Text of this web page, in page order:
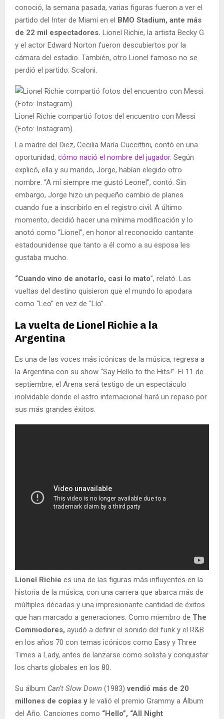
conoció, la semana pasada, varias figuras fueron a ver el
partido del Inter de Miami en el BMO Stadium, ante más
de 22 mil espectadores. Lionel Richie, la artista Becky G
y el actor Edward Norton fueron descubiertos por la
cámara del estadio. También, otro Lionel famoso no se
perdió el partido: Scaloni.
Lionel Richie compartió fotos del encuentro con Messi
(Foto: Instagram).
La madre del Diez, Cecilia María Cuccittini, contó en una
oportunidad, cómo nació el nombre del jugador. Según
explicó, ella y su marido, Jorge, habían elegido otro
nombre. “A mí siempre me gustó Leonel”, contó. Sin
embargo, Jorge hizo un pequeño cambio de planes
cuando fue a inscribirlo en el registro civil. A último
momento, decidió hacer una mínima modificación y lo
anotó como “Lionel”, en honor al reconocido cantante
estadounidense que tanto a él como a su esposa les
gustaba mucho.
“Cuando vino de anotarlo, casi lo mato”, relató. Las
vueltas del destino quisieron que el mundo lo apodara
como “Leo” en vez de “Lío”.
La vuelta de Lionel Richie a la
Argentina
Es una de las voces más icónicas de la música, regresa a
la Argentina con su show “Say Hello to the Hits!”. El 11 de
septiembre, el Arena será testigo de un espectáculo
inolvidable donde el astro internacional hará un repaso por
sus más grandes éxitos.
Lionel Richie es una de las figuras más influyentes en la
historia de la música, con una carrera que abarca más de
múltiples décadas y una impresionante cantidad de éxitos
que han marcado a generaciones. Como miembro de The
Commodores, ayudó a definir el sonido del funk y el R&B
en los años 70 con temas icónicos como Easy y Three
Times a Lady, antes de lanzarse como solista y conquistar
los charts globales en los 80.
Su álbum Can’t Slow Down (1983)vendió más de 20
millones de copias y le valió el premio Grammy a Álbum
del Año. Canciones como “Hello”, “All Night